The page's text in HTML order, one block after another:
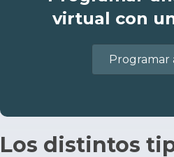
virtual con
Programar
Los distintos